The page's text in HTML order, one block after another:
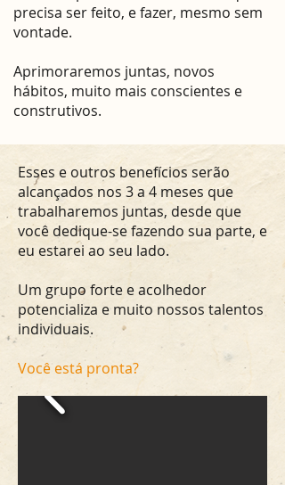
precisa ser feito, e fazer, mesmo sem
vontade.
Aprimoraremos juntas, novos
hábitos, muito mais conscientes e
construtivos.
Esses e outros benefícios serão
alcançados nos 3 a 4 meses que
trabalharemos juntas, desde que
você dedique-se fazendo sua parte, e
eu estarei ao seu lado.
Um grupo forte e acolhedor
potencializa e muito nossos talentos
individuais.
Você está pronta?